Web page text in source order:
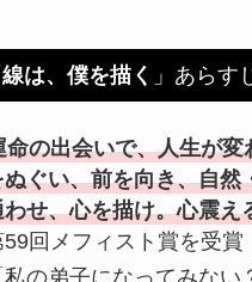
線は、僕を描く 」あらす
命の出会いで、人生が
ぬぐい、前を向き、自然
わせ、心を描け。心震え
59回メフィスト賞を受賞